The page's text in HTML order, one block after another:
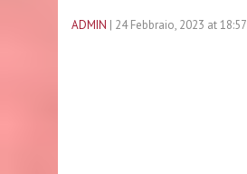
ADMIN | 24 Febbraio, 2023 at 18:57